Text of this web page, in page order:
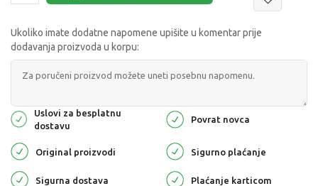
Ukoliko imate dodatne napomene upišite u komentar prije
dodavanja proizvoda u korpu:
Uslovi za besplatnu
dostavu
Povrat novca
Original proizvodi Sigurno plaćanje
Sigurna dostava Plaćanje karticom